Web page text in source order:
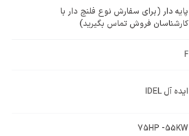
پایه دار (برای سفارش نوع فلنچ دار با
کارشناسان فروش تماس بگیرید)
F
ایده آل IDEL
75HP -55KW